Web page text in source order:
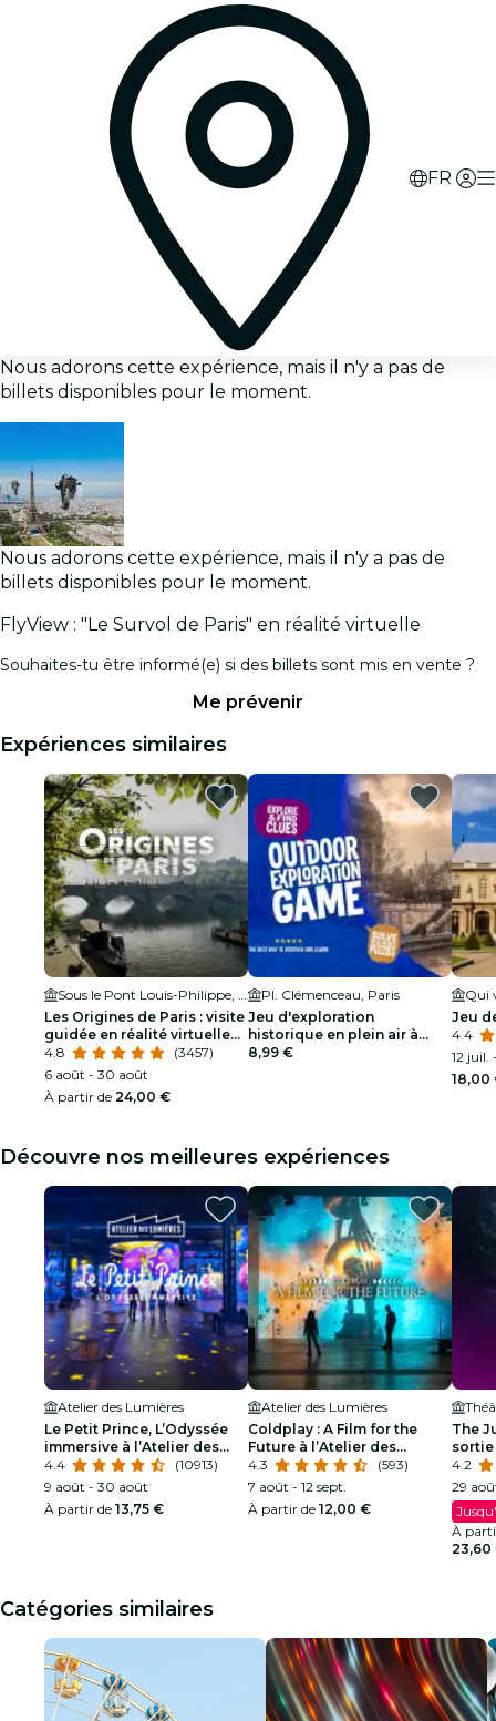
FR
Nous adorons cette expérience, mais il n'y a pas de
billets disponibles pour le moment.
Nous adorons cette expérience, mais il n'y a pas de
billets disponibles pour le moment.
FlyView : "Le Survol de Paris" en réalité virtuelle
Souhaites-tu être informé(e) si des billets sont mis en vente ?
Me prévenir
Expériences similaires
Sous le Pont Louis-Philippe, Berges Rive Droite, Voie Georges Pompidou
Les Origines de Paris : visite
guidée en réalité virtuelle
des bords de Seine
4.8
(3457)
6 août - 30 août
À partir de 24,00 €
Pl. Clémenceau, Paris
Jeu d'exploration
historique en plein air à
Paris
8,99 €
Qui
Jeu
4.4
12 juil.
18,00
Découvre nos meilleures expériences
Atelier des Lumières
Le Petit Prince, L’Odyssée
immersive à l’Atelier des
Lumières
4.4
(10913)
9 août - 30 août
À partir de 13,75 €
Atelier des Lumières
Coldplay : A Film for the
Future à l’Atelier des
Lumières
4.3
(593)
7 août - 12 sept.
À partir de 12,00 €
The
sortie
4.2
29
À
23,60
Catégories similaires